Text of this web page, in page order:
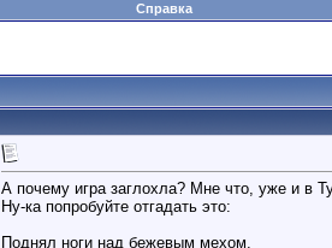
Справка
А почему игра заглохла? Мне что, уже и в
Ну-ка попробуйте отгадать это:
Поднял ноги над бежевым мехом.